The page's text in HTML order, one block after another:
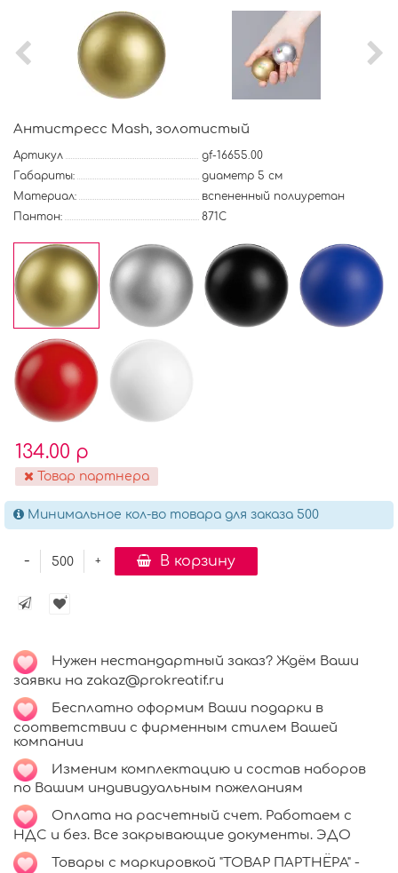
Антистресс Mash, золотистый
Артикул
gf-16655.00
Габариты:
диаметр 5 см
Материал:
вспененный полиуретан
Пантон:
871C
134.00 р
Товар партнера
Минимальное кол-во товара для заказа 500
+
- В корзину
Нужен нестандартный заказ? Ждём Ваши
заявки на zakaz@prokreatif.ru
Бесплатно оформим Ваши подарки в
соответствии с фирменным стилем Вашей
компании
Изменим комплектацию и состав наборов
по Вашим индивидуальным пожеланиям
Оплата на расчетный счет. Работаем с
НДС и без. Все закрывающие документы. ЭДО
Товары с маркировкой "ТОВАР ПАРТНЁРА" -